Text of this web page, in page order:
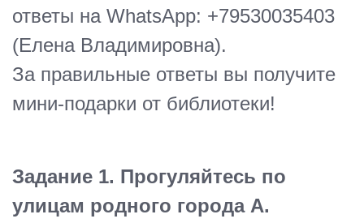
ответы на WhatsApp: +79530035403
(Елена Владимировна).
За правильные ответы вы получите
мини-подарки от библиотеки!
Задание 1. Прогуляйтесь по
улицам родного города А.